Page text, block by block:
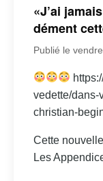
«J’ai
dément
Publié le
vedette/dans-
christian-
Cette
Les